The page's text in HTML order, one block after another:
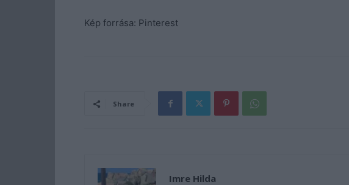
Kép forrása: Pinterest
Share
Imre Hilda